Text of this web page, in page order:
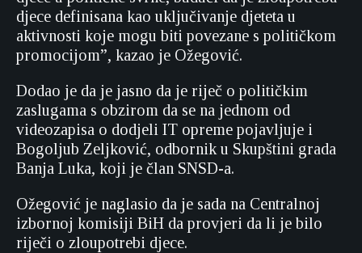
djece definisana kao uključivanje djeteta u
aktivnosti koje mogu biti povezane s političkom
promocijom”, kazao je Ožegović.
Dodao je da je jasno da je riječ o političkim
zaslugama s obzirom da se na jednom od
videozapisa o dodjeli IT opreme pojavljuje i
Bogoljub Zeljković, odbornik u Skupštini grada
Banja Luka, koji je član SNSD-a.
Ožegović je naglasio da je sada na Centralnoj
izbornoj komisiji BiH da provjeri da li je bilo
riječi o zloupotrebi djece.